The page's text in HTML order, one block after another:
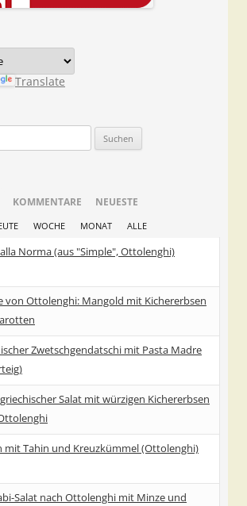
Translate
KOMMENTARE NEUESTE
WOCHE MONAT ALLE
Norma (aus "Simple", Ottolenghi)
von Ottolenghi: Mangold mit Kichererbsen
Zwetschgendatschi mit Pasta Madre
Salat mit würzigen Kichererbsen
mit Tahin und Kreuzkümmel (Ottolenghi)
Salat nach Ottolenghi mit Minze und